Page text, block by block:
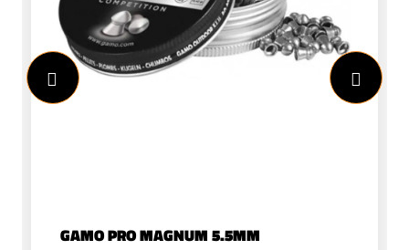
GAMO PRO MAGNUM 5.5MM